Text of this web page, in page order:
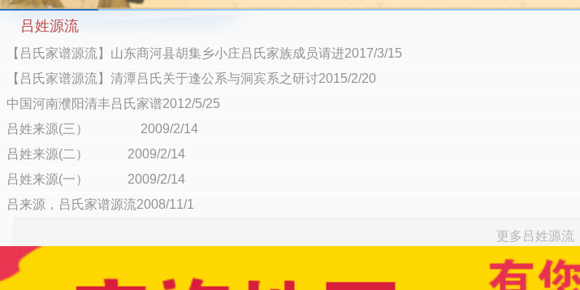
吕姓源流
【吕氏家谱源流】山东商河县胡集乡小庄吕氏家族成员请进2017/3/15
【吕氏家谱源流】清潭吕氏关于逢公系与洞宾系之研讨2015/2/20
中国河南濮阳清丰吕氏家谱2012/5/25
吕姓来源(三） 2009/2/14
吕姓来源(二） 2009/2/14
吕姓来源(一） 2009/2/14
吕来源，吕氏家谱源流2008/11/1
更多吕姓源流